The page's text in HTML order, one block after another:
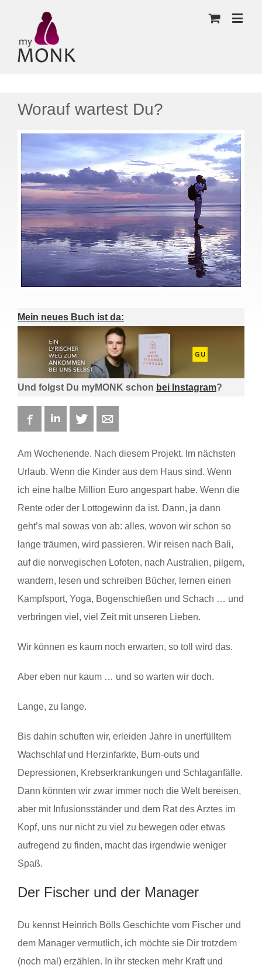
Worauf wartest Du?
Mein neues Buch ist da:
Und folgst Du myMONK schon bei Instagram?
FacebookLinkedIn Twitter
Am Wochenende. Nach diesem Projekt. Im nächsten
Urlaub. Wenn die Kinder aus dem Haus sind. Wenn
ich eine halbe Million Euro angespart habe. Wenn die
Rente oder der Lottogewinn da ist. Dann, ja dann
geht’s mal sowas von ab: alles, wovon wir schon so
lange träumen, wird passieren. Wir reisen nach Bali,
auf die norwegischen Lofoten, nach Australien, pilgern,
wandern, lesen und schreiben Bücher, lernen einen
Kampfsport, Yoga, Bogenschießen und Schach … und
verbringen viel, viel Zeit mit unseren Lieben.
Wir können es kaum noch erwarten, so toll wird das.
Aber eben nur kaum … und so warten wir doch.
Lange, zu lange.
Bis dahin schuften wir, erleiden Jahre in unerfülltem
Wachschlaf und Herzinfarkte, Burn-outs und
Depressionen, Krebserkrankungen und Schlaganfälle.
Dann könnten wir zwar immer noch die Welt bereisen,
aber mit Infusionsständer und dem Rat des Arztes im
Kopf, uns nur nicht zu viel zu bewegen oder etwas
aufregend zu finden, macht das irgendwie weniger
Spaß.
Der Fischer und der Manager
Du kennst Heinrich Bölls Geschichte vom Fischer und
dem Manager vermutlich, ich möchte sie Dir trotzdem
(noch mal) erzählen. In ihr stecken mehr Kraft und